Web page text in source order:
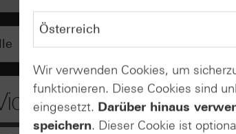
Wir verwenden Cookies, um
funktionieren. Diese Cookies sind
eingesetzt. Darüber hinaus
speichern. Dieser Cookie ist